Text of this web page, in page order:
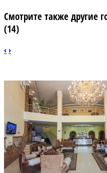
Смотрите также другие
(14)
‹›